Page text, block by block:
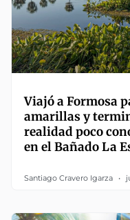
Viajó a Formosa
amarillas y
realidad poco
en el Bañado La
Santiago Cravero Igarza